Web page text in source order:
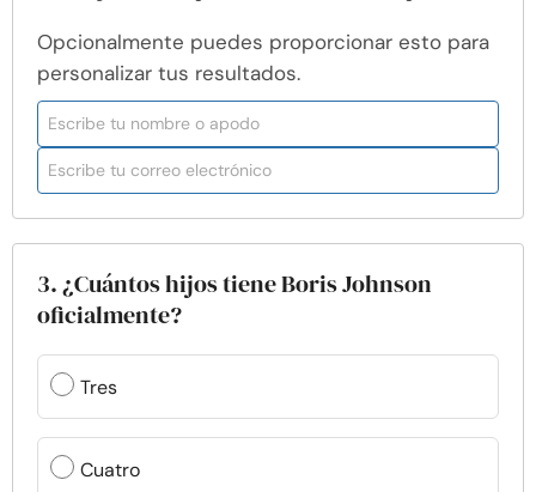
Opcionalmente puedes proporcionar esto para
personalizar tus resultados.
3. ¿Cuántos hijos tiene Boris Johnson
oficialmente?
Tres
Cuatro